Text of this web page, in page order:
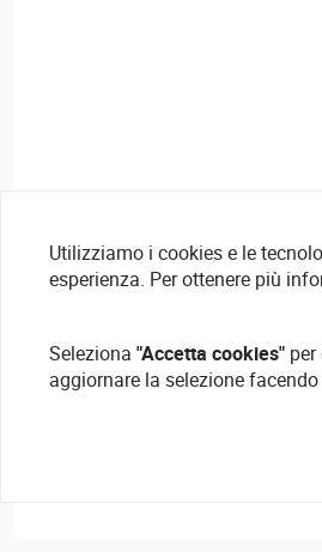
Utilizziamo i cookies e le
esperienza. Per ottenere più
Seleziona "Accetta cookies"
aggiornare la selezione